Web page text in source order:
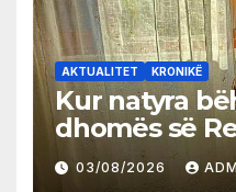
AKTUALITET KRONIKË
Kur natyra
dhomës së
03/08/2026